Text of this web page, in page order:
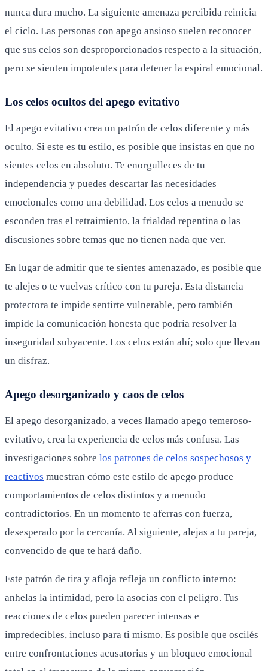
nunca dura mucho. La siguiente amenaza percibida reinicia
el ciclo. Las personas con apego ansioso suelen reconocer
que sus celos son desproporcionados respecto a la situación,
pero se sienten impotentes para detener la espiral emocional.
Los celos ocultos del apego evitativo
El apego evitativo crea un patrón de celos diferente y más
oculto. Si este es tu estilo, es posible que insistas en que no
sientes celos en absoluto. Te enorgulleces de tu
independencia y puedes descartar las necesidades
emocionales como una debilidad. Los celos a menudo se
esconden tras el retraimiento, la frialdad repentina o las
discusiones sobre temas que no tienen nada que ver.
En lugar de admitir que te sientes amenazado, es posible que
te alejes o te vuelvas crítico con tu pareja. Esta distancia
protectora te impide sentirte vulnerable, pero también
impide la comunicación honesta que podría resolver la
inseguridad subyacente. Los celos están ahí; solo que llevan
un disfraz.
Apego desorganizado y caos de celos
El apego desorganizado, a veces llamado apego temeroso-
evitativo, crea la experiencia de celos más confusa. Las
investigaciones sobre los patrones de celos sospechosos y
reactivos muestran cómo este estilo de apego produce
comportamientos de celos distintos y a menudo
contradictorios. En un momento te aferras con fuerza,
desesperado por la cercanía. Al siguiente, alejas a tu pareja,
convencido de que te hará daño.
Este patrón de tira y afloja refleja un conflicto interno:
anhelas la intimidad, pero la asocias con el peligro. Tus
reacciones de celos pueden parecer intensas e
impredecibles, incluso para ti mismo. Es posible que oscilés
entre confrontaciones acusatorias y un bloqueo emocional